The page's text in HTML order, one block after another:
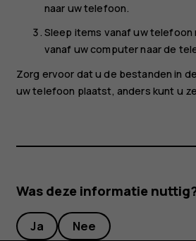
naar uw telefoon.
Sleep items vanaf uw
vanaf uw computer naar de
Zorg ervoor dat u de bestanden in
uw telefoon plaatst, anders kunt u
Was deze informatie
Ja Nee